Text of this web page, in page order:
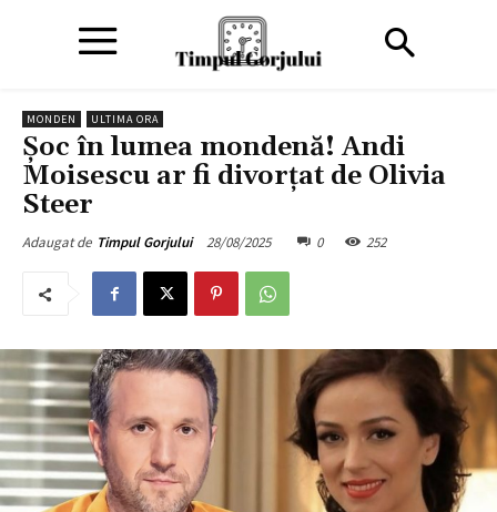
MONDEN ULTIMA ORA
Şoc în lumea mondenă! Andi
Moisescu ar fi divorţat de Olivia
Steer
Adaugat de Timpul Gorjului 28/08/2025 0 252